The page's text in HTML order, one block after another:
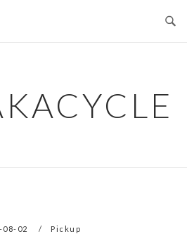
08-02 Pickup